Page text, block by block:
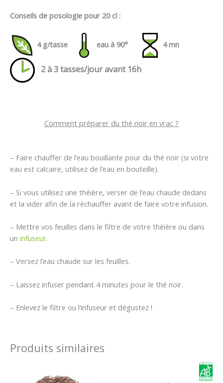
Conseils de posologie pour 20 cl :
4 g/tasse eau à 90° 4 mn
2 à 3 tasses/jour avant 16h
Comment préparer du thé noir en vrac ?
– Faire chauffer de l’eau bouillante pour du thé noir (si votre
eau est calcaire, utilisez de l’eau en bouteille).
– Si vous utilisez une théière, verser de l’eau chaude dedans
et la vider afin de la réchauffer avant de faire votre infusion.
– Mettre vos feuilles dans le filtre de votre théière ou dans
un infuseur.
– Versez l’eau chaude sur les feuilles.
– Laissez infuser pendant 4 minutes pour le thé noir.
– Enlevez le filtre ou l’infuseur et dégustez !
Produits similaires